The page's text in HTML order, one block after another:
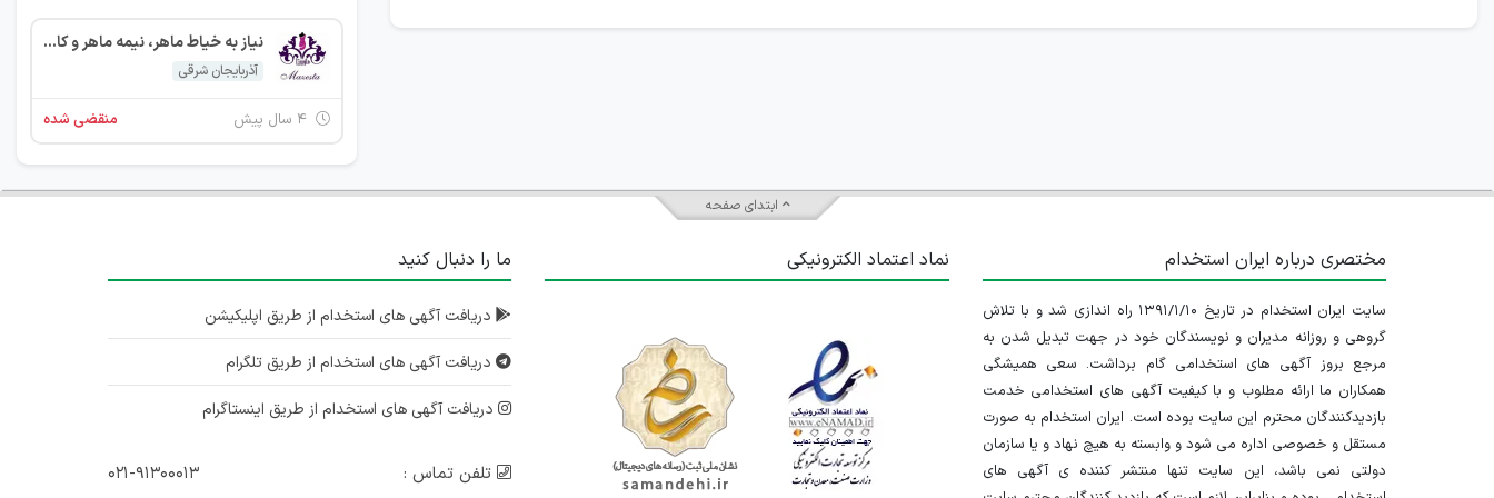
نیاز به خیاط ماهر، نیمه ماهر و کارآموز خانم ۹ نفر
آذربایجان شرقی
منقضی شده
ابتدای صفحه
مختصری درباره ایران استخدام
سایت ایران استخدام در تاریخ ۱۳۹۱/۱/۱۰ راه اندازی شد و با تلاش
گروهی و روزانه مدیران و نویسندگان خود در جهت تبدیل شدن به
مرجع بروز آگهی های استخدامی گام برداشت. سعی همیشگی
همکاران ما ارائه مطلوب و با کیفیت آگهی های استخدامی خدمت
بازدیدکنندگان محترم این سایت بوده است. ایران استخدام به صورت
مستقل و خصوصی اداره می شود و وابسته به هیچ نهاد و یا سازمان
دولتی نمی باشد، این سایت تنها منتشر کننده ی آگهی های
نماد اعتماد الکترونیکی ما را دنبال کنید
دریافت آگهی های استخدام از طریق اپلیکیشن
دریافت آگهی های استخدام از طریق تلگرام
دریافت آگهی های استخدام از طریق اینستاگرام
تلفن تماس : ۰۲۱-۹۱۳۰۰۰۱۳